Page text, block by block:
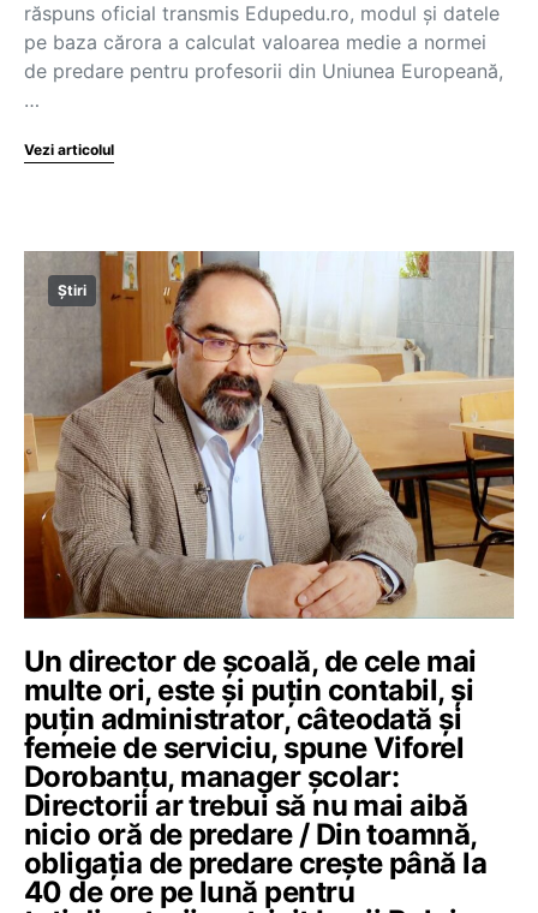
răspuns oficial transmis Edupedu.ro, modul și datele
pe baza cărora a calculat valoarea medie a normei
de predare pentru profesorii din Uniunea Europeană,
…
Vezi articolul
Știri
Un director de școală, de cele mai
multe ori, este și puțin contabil, și
puțin administrator, câteodată și
femeie de serviciu, spune Viforel
Dorobanțu, manager școlar:
Directorii ar trebui să nu mai aibă
nicio oră de predare / Din toamnă,
obligația de predare crește până la
40 de ore pe lună pentru